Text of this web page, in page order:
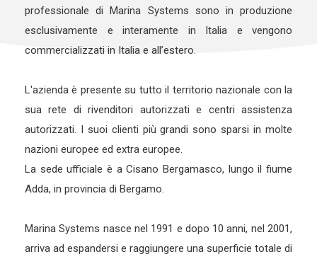
professionale di Marina Systems sono in produzione
esclusivamente e interamente in Italia e vengono
commercializzati in Italia e all’estero.
L'azienda è presente su tutto il territorio nazionale con la
sua rete di rivenditori autorizzati e centri assistenza
autorizzati. I suoi clienti più grandi sono sparsi in molte
nazioni europee ed extra europee.
La sede ufficiale è a Cisano Bergamasco, lungo il fiume
Adda, in provincia di Bergamo.
Marina Systems nasce nel 1991 e dopo 10 anni, nel 2001,
arriva ad espandersi e raggiungere una superficie totale di